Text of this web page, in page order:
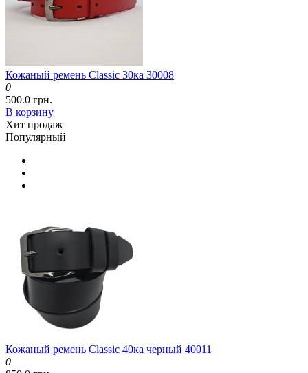
Кожаный ремень Classic 30ка 30008
0
500.0 грн.
В корзину
Хит продаж
Популярный
Кожаный ремень Classic 40ка черный 40011
0